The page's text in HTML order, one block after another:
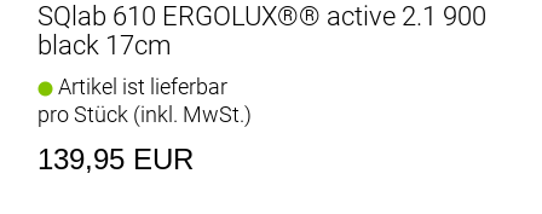
SQlab 610 ERGOLUX®® active 2.1 900
black 17cm
Artikel ist lieferbar
pro Stück (inkl. MwSt.)
139,95 EUR